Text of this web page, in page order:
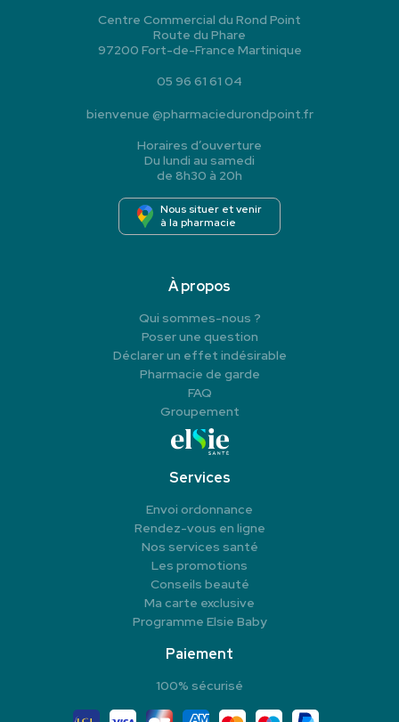
Centre Commercial du Rond Point
Route du Phare
97200 Fort-de-France Martinique
05 96 61 61 04
bienvenue @pharmaciedurondpoint.fr
Horaires d’ouverture
Du lundi au samedi
de 8h30 à 20h
Nous situer et venir
à la pharmacie
À propos
Qui sommes-nous ?
Poser une question
Déclarer un effet indésirable
Pharmacie de garde
FAQ
Groupement
Services
Envoi ordonnance
Rendez-vous en ligne
Nos services santé
Les promotions
Conseils beauté
Ma carte exclusive
Programme Elsie Baby
Paiement
100% sécurisé